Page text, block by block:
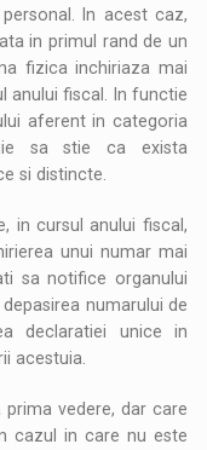
In acest caz,
in primul rand de un
fizica inchiriaza mai
anului fiscal. In functie
aferent in categoria
sa stie ca exista
si distincte.
in cursul anului fiscal,
unui numar mai
sa notifice organului
numarului de
declaratiei unice in
acestuia.
vedere, dar care
cazul in care nu este